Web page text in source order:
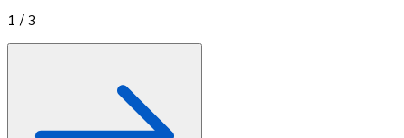
1 / 3